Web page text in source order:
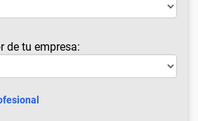
de tu empresa: